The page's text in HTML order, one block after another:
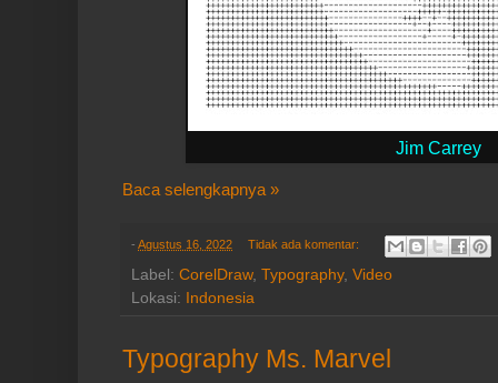
Jim Carrey
Baca selengkapnya »
- Agustus 16, 2022 Tidak ada komentar:
Label: CorelDraw, Typography, Video
Lokasi:
Indonesia
Typography Ms. Marvel